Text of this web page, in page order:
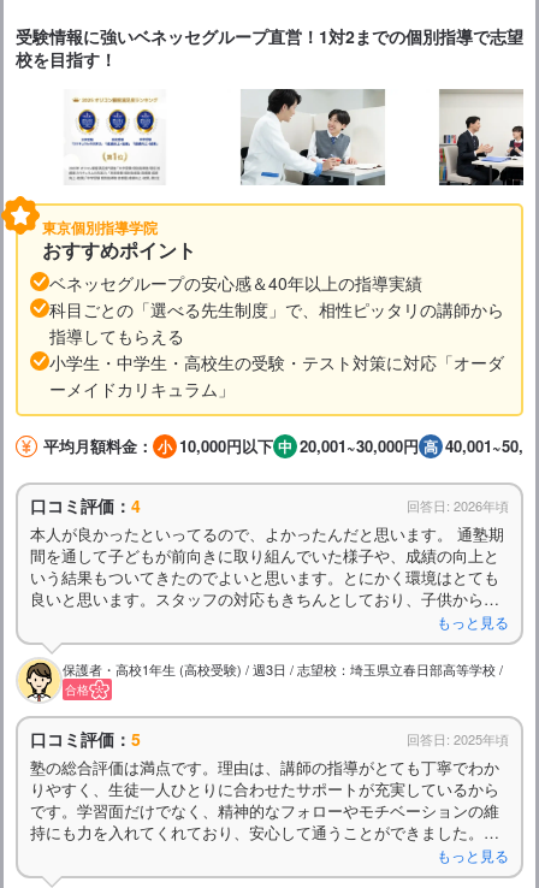
受験情報に強いベネッセグループ直営！1対2までの個別指導で志望
校を目指す！
東京個別指導学院
おすすめポイント
ベネッセグループの安心感＆40年以上の指導実績
科目ごとの「選べる先生制度」で、相性ピッタリの講師から
指導してもらえる
小学生・中学生・高校生の受験・テスト対策に対応「オーダ
ーメイドカリキュラム」
平均月額料金： 10,000円以下 20,001~30,000円
口コミ評価： 4 回答日: 2026年頃
本人が良かったといってるので、よかったんだと思います。 通塾期
間を通して子どもが前向きに取り組んでいた様子や、成績の向上と
いう結果もついてきたのでよいと思います。とにかく環境はとても
良いと思います。スタッフの対応もきちんとしており、子供からの
もっと見る
保護者・高校1年生 (高校受験) / 週3日 / 志望校：埼玉県立春日部高等学校 /
合格
口コミ評価： 5 回答日: 2025年頃
塾の総合評価は満点です。理由は、講師の指導がとても丁寧でわか
りやすく、生徒一人ひとりに合わせたサポートが充実しているから
です。学習面だけでなく、精神的なフォローやモチベーションの維
持にも力を入れてくれており、安心して通うことができました。カ
リキュラムや教材も体系的で、目標に向けて無理なく力を伸ばせる
環境が整っています。
もっと見る